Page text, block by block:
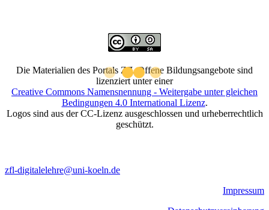
Die Materialien des Portals ZfL Offene Bildungsangebote sind
lizenziert unter einer
Creative Commons Namensnennung - Weitergabe unter gleichen
Bedingungen 4.0 International Lizenz.
Logos sind aus der CC-Lizenz ausgeschlossen und urheberrechtlich
geschützt.
zfl-digitalelehre@uni-koeln.de
Impressum